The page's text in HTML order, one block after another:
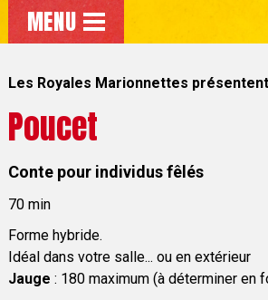
Aller au menu principal
Accéder directement au contenu principal
MENU
Les Royales Marionnettes
Poucet
Conte pour individus fêlés
70 min
Forme hybride.
Idéal dans votre salle... ou en extérieur
Jauge : 180 maximum (à déterminer en